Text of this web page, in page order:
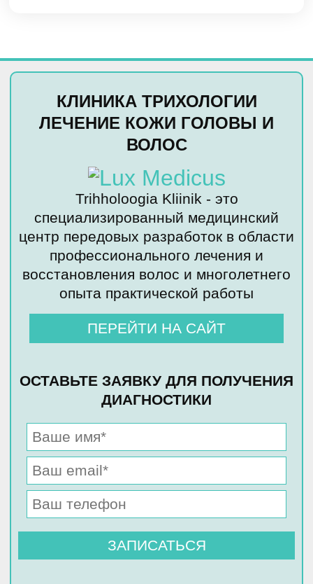
КЛИНИКА ТРИХОЛОГИИ
ЛЕЧЕНИЕ КОЖИ ГОЛОВЫ И
ВОЛОС
Trihholoogia Kliinik - это
специализированный медицинский
центр передовых разработок в области
профессионального лечения и
восстановления волос и многолетнего
опыта практической работы
ПЕРЕЙТИ НА САЙТ
ОСТАВЬТЕ ЗАЯВКУ ДЛЯ ПОЛУЧЕНИЯ
ДИАГНОСТИКИ